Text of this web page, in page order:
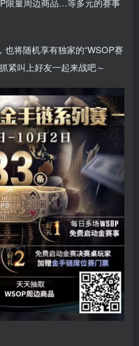
限量周边商品…等多元的赛事
将随机享有独家的“WSOP赛
紧叫上好友一起来战吧～